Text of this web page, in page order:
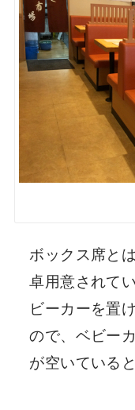
ボックス席と
卓用意されて
ビーカーを置
ので、ベビー
が空いている